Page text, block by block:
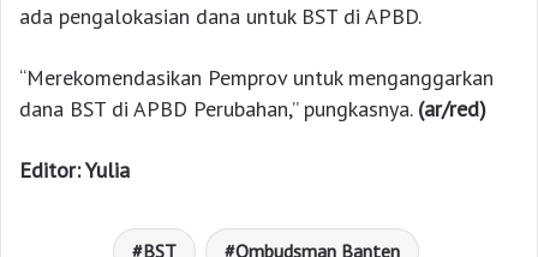
ada pengalokasian dana untuk BST di APBD.
“Merekomendasikan Pemprov untuk menganggarkan
dana BST di APBD Perubahan,” pungkasnya. (ar/red)
Editor: Yulia
BST Ombudsman Banten